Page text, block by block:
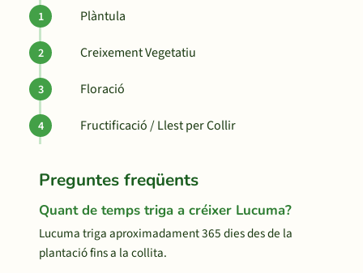
Plàntula
Creixement Vegetatiu
Floració
Fructificació / Llest per Collir
Preguntes freqüents
Quant de temps triga a créixer Lucuma?
Lucuma triga aproximadament 365 dies des de la
plantació fins a la collita.